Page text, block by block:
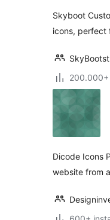
Skyboot
icons, perfect
200.000+
Dicode Icons
website from